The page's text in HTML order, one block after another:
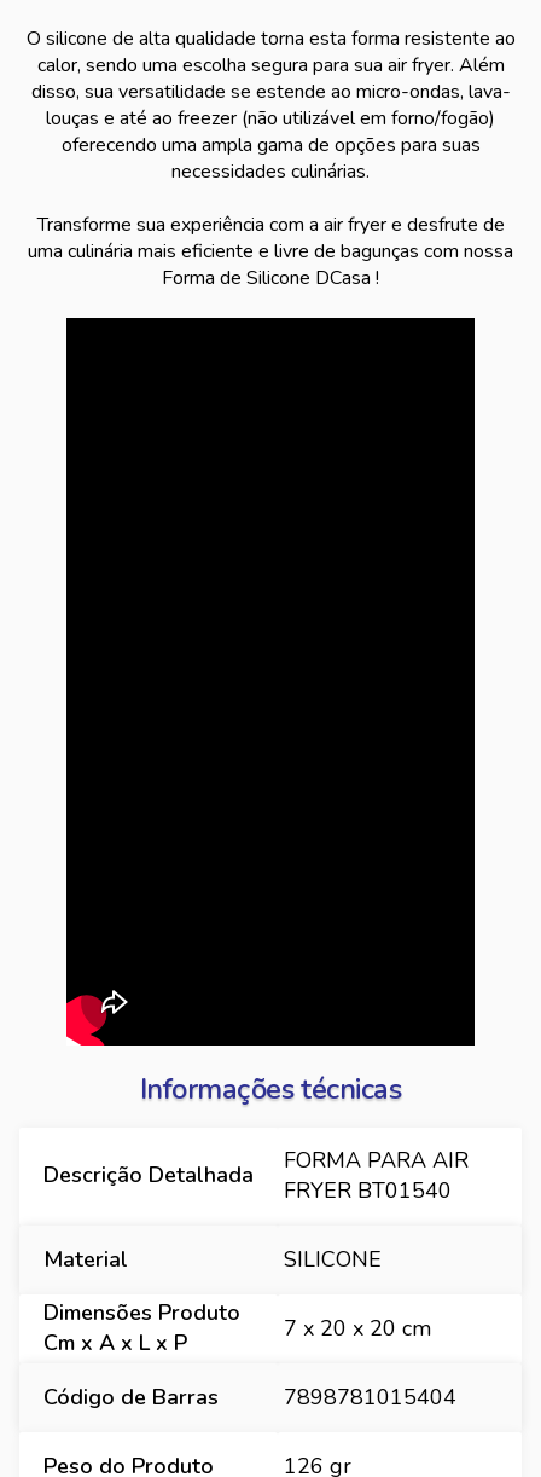
O silicone de alta qualidade torna esta forma resistente ao
calor, sendo uma escolha segura para sua air fryer. Além
disso, sua versatilidade se estende ao micro-ondas, lava-
louças e até ao freezer (não utilizável em forno/fogão)
oferecendo uma ampla gama de opções para suas
necessidades culinárias.
Transforme sua experiência com a air fryer e desfrute de
uma culinária mais eficiente e livre de bagunças com nossa
Forma de Silicone DCasa !
Informações técnicas
Descrição Detalhada
FORMA PARA AIR
FRYER BT01540
Material
SILICONE
Dimensões Produto
Cm x A x L x P
7 x 20 x 20 cm
Código de Barras 7898781015404
Peso do Produto 126 gr